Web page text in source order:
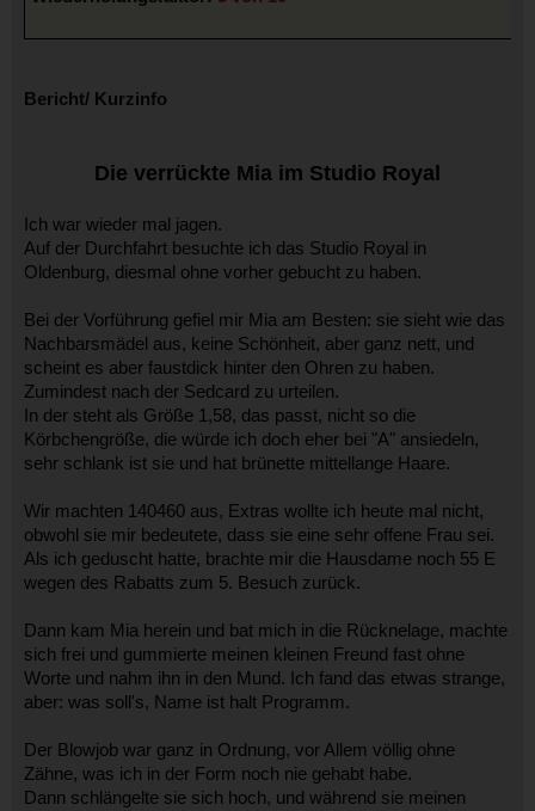
Bericht/ Kurzinfo
Die verrückte Mia im Studio Royal
Ich war wieder mal jagen.
Auf der Durchfahrt besuchte ich das Studio Royal in
Oldenburg, diesmal ohne vorher gebucht zu haben.
Bei der Vorführung gefiel mir Mia am Besten: sie sieht wie das
Nachbarsmädel aus, keine Schönheit, aber ganz nett, und
scheint es aber faustdick hinter den Ohren zu haben.
Zumindest nach der Sedcard zu urteilen.
In der steht als Größe 1,58, das passt, nicht so die
Körbchengröße, die würde ich doch eher bei "A" ansiedeln,
sehr schlank ist sie und hat brünette mittellange Haare.
Wir machten 140460 aus, Extras wollte ich heute mal nicht,
obwohl sie mir bedeutete, dass sie eine sehr offene Frau sei.
Als ich geduscht hatte, brachte mir die Hausdame noch 55 E
wegen des Rabatts zum 5. Besuch zurück.
Dann kam Mia herein und bat mich in die Rücknelage, machte
sich frei und gummierte meinen kleinen Freund fast ohne
Worte und nahm ihn in den Mund. Ich fand das etwas strange,
aber: was soll's, Name ist halt Programm.
Der Blowjob war ganz in Ordnung, vor Allem völlig ohne
Zähne, was ich in der Form noch nie gehabt habe.
Dann schlängelte sie sich hoch, und während sie meinen